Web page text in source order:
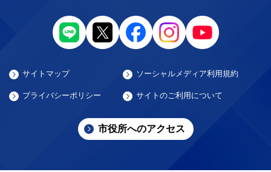
サイトマップ ソーシャルメディア利用規約
プライバシーポリシー サイトのご利用について
市役所へのアクセス